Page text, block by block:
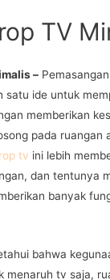
TV
– Pemasangan
satu ide untuk
memberikan
pada ruangan
tv ini lebih
dan tentunya
banyak
bahwa
menaruh tv saja,